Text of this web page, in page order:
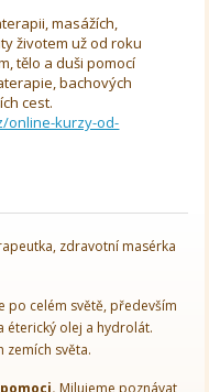
masážích,
životem už od roku
tělo a duši pomocí
bachových
cest.
online-kurzy-od-
zdravotní masérka
po celém světě, především
éterický olej a hydrolát.
zemích světa.
Milujeme poznávat